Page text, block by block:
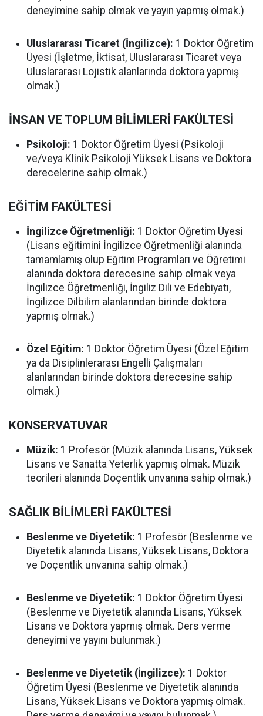
deneyimine sahip olmak ve yayın yapmış olmak.)
Uluslararası Ticaret (İngilizce): 1 Doktor Öğretim
Üyesi (İşletme, İktisat, Uluslararası Ticaret veya
Uluslararası Lojistik alanlarında doktora yapmış
olmak.)
İNSAN VE TOPLUM BİLİMLERİ FAKÜLTESİ
Psikoloji: 1 Doktor Öğretim Üyesi (Psikoloji
ve/veya Klinik Psikoloji Yüksek Lisans ve Doktora
derecelerine sahip olmak.)
EĞİTİM FAKÜLTESİ
İngilizce Öğretmenliği: 1 Doktor Öğretim Üyesi
(Lisans eğitimini İngilizce Öğretmenliği alanında
tamamlamış olup Eğitim Programları ve Öğretimi
alanında doktora derecesine sahip olmak veya
İngilizce Öğretmenliği, İngiliz Dili ve Edebiyatı,
İngilizce Dilbilim alanlarından birinde doktora
yapmış olmak.)
Özel Eğitim: 1 Doktor Öğretim Üyesi (Özel Eğitim
ya da Disiplinlerarası Engelli Çalışmaları
alanlarından birinde doktora derecesine sahip
olmak.)
KONSERVATUVAR
Müzik: 1 Profesör (Müzik alanında Lisans, Yüksek
Lisans ve Sanatta Yeterlik yapmış olmak. Müzik
teorileri alanında Doçentlik unvanına sahip olmak.)
SAĞLIK BİLİMLERİ FAKÜLTESİ
Beslenme ve Diyetetik: 1 Profesör (Beslenme ve
Diyetetik alanında Lisans, Yüksek Lisans, Doktora
ve Doçentlik unvanına sahip olmak.)
Beslenme ve Diyetetik: 1 Doktor Öğretim Üyesi
(Beslenme ve Diyetetik alanında Lisans, Yüksek
Lisans ve Doktora yapmış olmak. Ders verme
deneyimi ve yayını bulunmak.)
Beslenme ve Diyetetik (İngilizce): 1 Doktor
Öğretim Üyesi (Beslenme ve Diyetetik alanında
Lisans, Yüksek Lisans ve Doktora yapmış olmak.